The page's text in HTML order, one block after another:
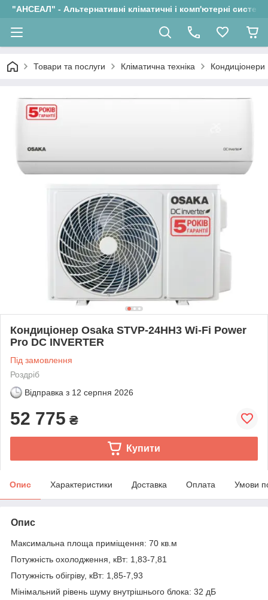
"АНСЕАЛ" - Альтернативні кліматичні і комп'ютерні системи
Товари та послуги Кліматична техніка Кондиціонери
Кондиціонер Osaka STVP-24HH3 Wi-Fi Power
Pro DC INVERTER
Під замовлення
Роздріб
Відправка з 12 серпня 2026
52 775 ₴
Купити
Опис Характеристики Доставка Оплата Умови
Опис
Максимальна площа приміщення: 70 кв.м
Потужність охолодження, кВт: 1,83-7,81
Потужність обігріву, кВт: 1,85-7,93
Мінімальний рівень шуму внутрішнього блока: 32 дБ